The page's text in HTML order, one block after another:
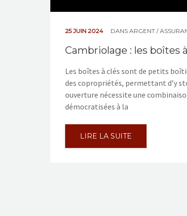
25 JUIN 2024 DANS ARGENT /
Cambriolage : les boîtes
Les boîtes à clés sont de petits
des copropriétés, permettant d’y
ouverture nécessite une
démocratisées à la
LIRE LA SUITE